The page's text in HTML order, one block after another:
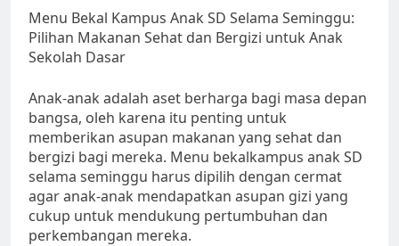
Menu Bekal Kampus Anak SD Selama Seminggu:
Pilihan Makanan Sehat dan Bergizi untuk Anak
Sekolah Dasar
Anak-anak adalah aset berharga bagi masa depan
bangsa, oleh karena itu penting untuk
memberikan asupan makanan yang sehat dan
bergizi bagi mereka. Menu bekalkampus anak SD
selama seminggu harus dipilih dengan cermat
agar anak-anak mendapatkan asupan gizi yang
cukup untuk mendukung pertumbuhan dan
perkembangan mereka.